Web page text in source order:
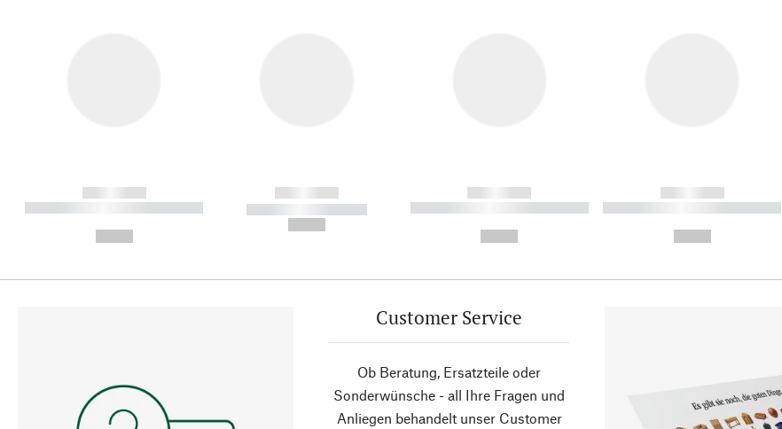
------------
----------- ----------- ----------
------------
----------- -----------
------------
----------- ----------- ----------
------------
----------- ----------- ----------
Customer Service
Ob Beratung, Ersatzteile oder
Sonderwünsche - all Ihre Fragen und
Anliegen behandelt unser Customer